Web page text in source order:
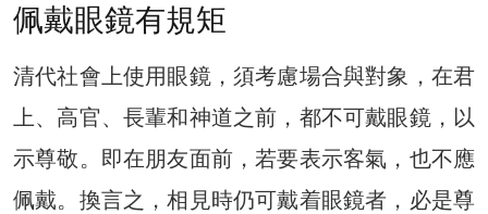
佩戴眼鏡有規矩
清代社會上使用眼鏡，須考慮場合與對象，在君
上、高官、長輩和神道之前，都不可戴眼鏡，以
示尊敬。即在朋友面前，若要表示客氣，也不應
佩戴。換言之，相見時仍可戴着眼鏡者，必是尊